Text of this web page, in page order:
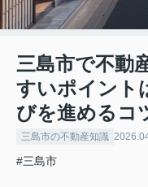
三島市で不動
すいポイント
びを進めるコ
三島市の不動産知識
#三島市